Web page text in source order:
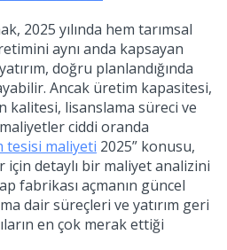
2025 yılında hem tarımsal
aynı anda kapsayan
doğru planlandığında
Ancak üretim kapasitesi,
kalitesi, lisanslama süreci ve
ciddi oranda
tesisi maliyeti 2025” konusu,
için detaylı bir maliyet analizini
fabrikası açmanın güncel
dair süreçleri ve yatırım geri
en çok merak ettiği